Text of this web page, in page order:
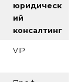
юридическ
ий
консалтинг
VIP